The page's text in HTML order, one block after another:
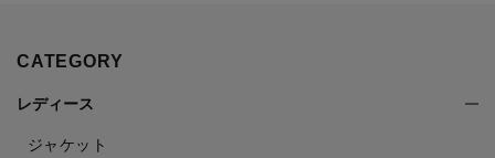
CATEGORY
レディース
ジャケット